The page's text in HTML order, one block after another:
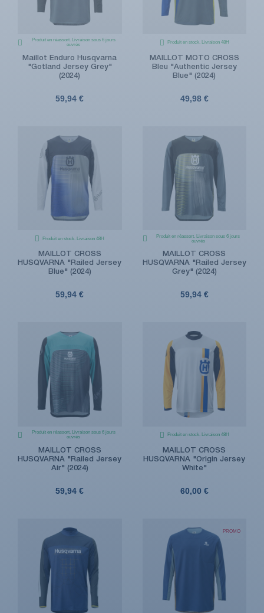
Produit en réassort. Livraison sous 6 jours
ouvrés
Maillot Enduro Husqvarna
"Gotland Jersey Grey"
(2024)
59,94 €
Produit en stock. Livraison 48H
MAILLOT MOTO CROSS
Bleu "Authentic Jersey
Blue" (2024)
49,98 €
Produit en stock. Livraison 48H
MAILLOT CROSS
HUSQVARNA "Railed Jersey
Blue" (2024)
59,94 €
Produit en réassort. Livraison sous 6 jours
ouvrés
MAILLOT CROSS
HUSQVARNA "Railed Jersey
Grey" (2024)
59,94 €
Produit en réassort. Livraison sous 6 jours
ouvrés
MAILLOT CROSS
HUSQVARNA "Railed Jersey
Air" (2024)
59,94 €
Produit en stock. Livraison 48H
MAILLOT CROSS
HUSQVARNA "Origin Jersey
White"
60,00 €
PROMO